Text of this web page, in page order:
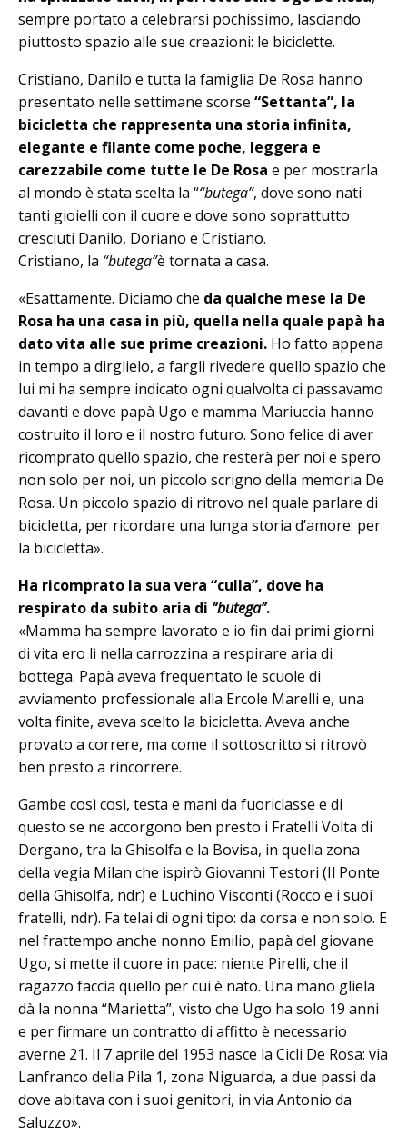
sempre portato a celebrarsi po­chissimo, lasciando
piuttosto spazio alle sue creazioni: le biciclette.
Cristiano, Danilo e tutta la famiglia De Rosa hanno
presentato nelle settimane scorse “Settanta”, la
bicicletta che rappresenta una storia infinita,
elegante e filante come poche, leggera e
carezzabile come tutte le De Rosa e per mo­strarla
al mondo è stata scelta la ““butega”, dove sono nati
tanti gioielli con il cuore e dove sono soprattutto
cresciuti Danilo, Doriano e Cristiano.
Cristiano, la “butega”è tornata a casa.
«Esattamente. Diciamo che da qualche mese la De
Rosa ha una casa in più, quella nella quale papà ha
dato vita alle sue prime creazioni. Ho fatto appena
in tempo a dirglielo, a fargli rivedere quello spazio che
lui mi ha sempre in­dicato ogni qualvolta ci passavamo
davanti e dove papà Ugo e mamma Ma­riuccia hanno
costruito il loro e il no­stro futuro. Sono felice di aver
ri­comprato quello spazio, che resterà per noi e spero
non solo per noi, un piccolo scrigno della memoria De
Rosa. Un piccolo spazio di ritrovo nel quale parlare di
bicicletta, per ricordare una lun­ga storia d’amore: per
la bicicletta».
Ha ricomprato la sua vera “culla”, dove ha
respirato da subito aria di “butega”.
«Mamma ha sempre lavorato e io fin dai primi giorni
di vita ero lì nella carrozzina a respirare aria di
bottega. Pa­pà aveva frequentato le scuole di
avviamento professionale alla Ercole Marelli e, una
volta finite, aveva scelto la bicicletta. Aveva anche
provato a correre, ma come il sottoscritto si ritrovò
ben presto a rincorrere.
Gambe così così, testa e mani da fuoriclasse e di
questo se ne accorgono ben presto i Fratelli Volta di
Dergano, tra la Ghi­solfa e la Bovisa, in quella zona
della vegia Milan che ispirò Giovanni Te­stori (Il Ponte
della Ghisolfa, ndr) e Luchino Visconti (Rocco e i suoi
fratelli, ndr). Fa telai di ogni tipo: da corsa e non solo. E
nel frattempo anche nonno Emilio, papà del giovane
Ugo, si mette il cuore in pace: niente Pirelli, che il
ragazzo faccia quello per cui è nato. Una mano gliela
dà la nonna “Marietta”, visto che Ugo ha solo 19 anni
e per firmare un contratto di affitto è necessario
averne 21. Il 7 aprile del 1953 nasce la Cicli De Rosa: via
Lanfranco della Pila 1, zo­na Niguarda, a due passi da
dove abitava con i suoi genitori, in via An­tonio da
Saluzzo».